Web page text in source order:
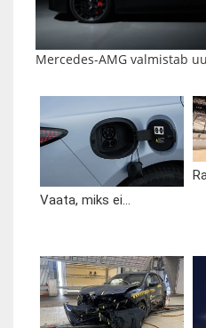
Mercedes-AMG valmistab
Vaata, miks ei...